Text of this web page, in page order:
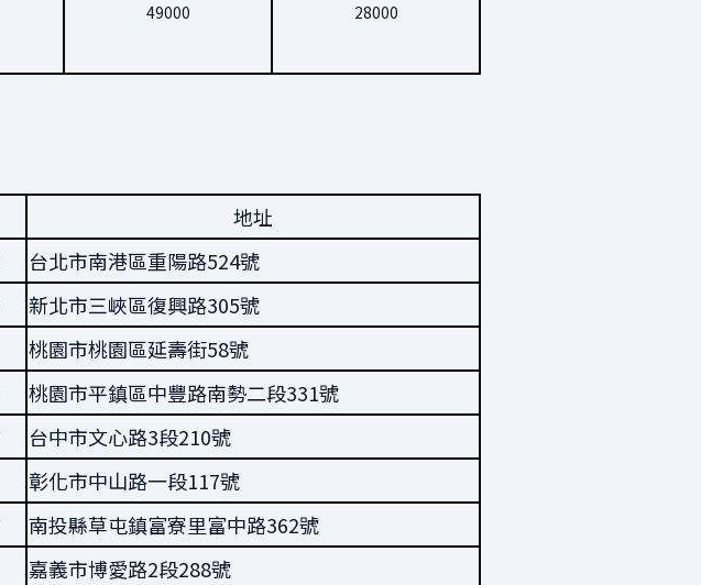
49000 28000
地址
台北市南港區重陽路524號
新北市三峽區復興路305號
桃園市桃園區延壽街58號
桃園市平鎮區中豐路南勢二段331號
台中市文心路3段210號
彰化市中山路一段117號
南投縣草屯鎮富寮里富中路362號
嘉義市博愛路2段288號